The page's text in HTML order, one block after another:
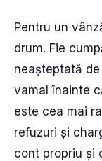
Pentru un
drum. Fie
neașteptată
vamal înainte
este cea mai
refuzuri și
cont propriu și